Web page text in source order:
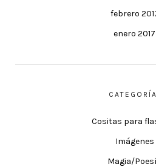
febrero
enero 2017
Cositas para
Imágenes
Magia/